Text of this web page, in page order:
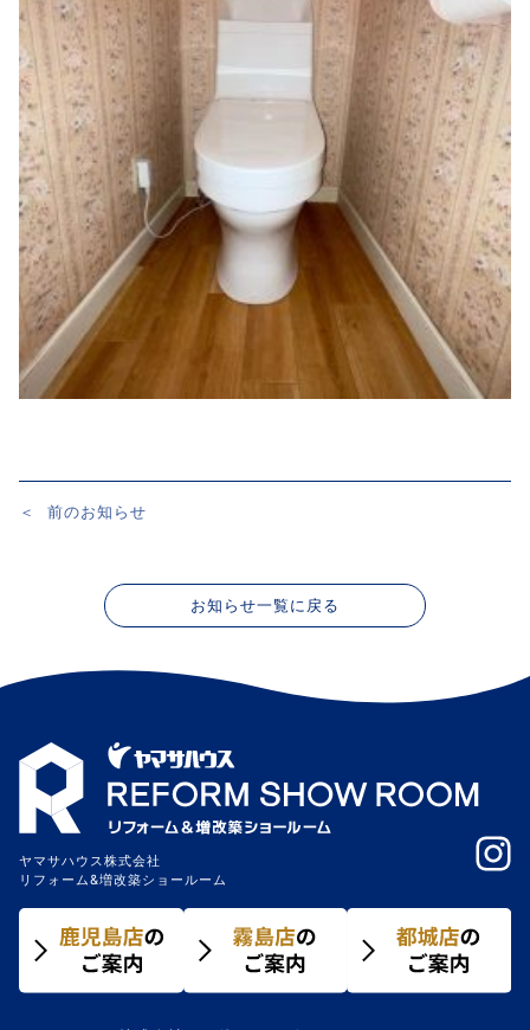
投
ー
ョ
ン
＜ 前のお知らせ
お知らせ一覧に戻る
ヤマサハウス株式会社
リフォーム&増改築ショールーム